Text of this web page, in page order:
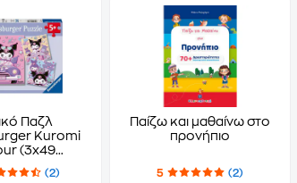
Παζλ
Kuromi
(3x49
(2)
Παίζω και μαθαίνω στο
προνήπιο
5
(2)